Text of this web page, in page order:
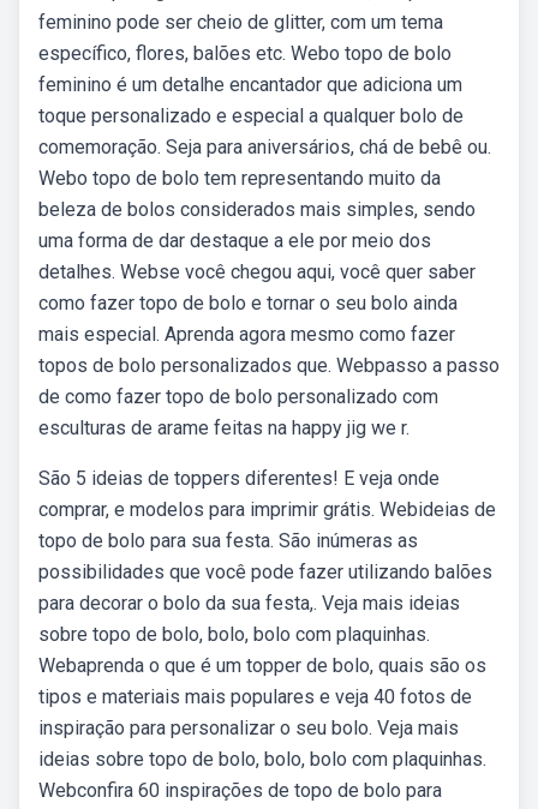
feminino pode ser cheio de glitter, com um tema
específico, flores, balões etc. Webo topo de bolo
feminino é um detalhe encantador que adiciona um
toque personalizado e especial a qualquer bolo de
comemoração. Seja para aniversários, chá de bebê ou.
Webo topo de bolo tem representando muito da
beleza de bolos considerados mais simples, sendo
uma forma de dar destaque a ele por meio dos
detalhes. Webse você chegou aqui, você quer saber
como fazer topo de bolo e tornar o seu bolo ainda
mais especial. Aprenda agora mesmo como fazer
topos de bolo personalizados que. Webpasso a passo
de como fazer topo de bolo personalizado com
esculturas de arame feitas na happy jig we r.
São 5 ideias de toppers diferentes! E veja onde
comprar, e modelos para imprimir grátis. Webideias de
topo de bolo para sua festa. São inúmeras as
possibilidades que você pode fazer utilizando balões
para decorar o bolo da sua festa,. Veja mais ideias
sobre topo de bolo, bolo, bolo com plaquinhas.
Webaprenda o que é um topper de bolo, quais são os
tipos e materiais mais populares e veja 40 fotos de
inspiração para personalizar o seu bolo. Veja mais
ideias sobre topo de bolo, bolo, bolo com plaquinhas.
Webconfira 60 inspirações de topo de bolo para